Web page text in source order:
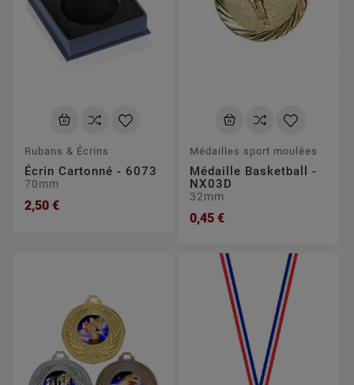
Rubans & Écrins
Écrin Cartonné - 6073
70mm
2,50 €
Médailles sport moulées
Médaille Basketball -
NX03D
32mm
0,45 €